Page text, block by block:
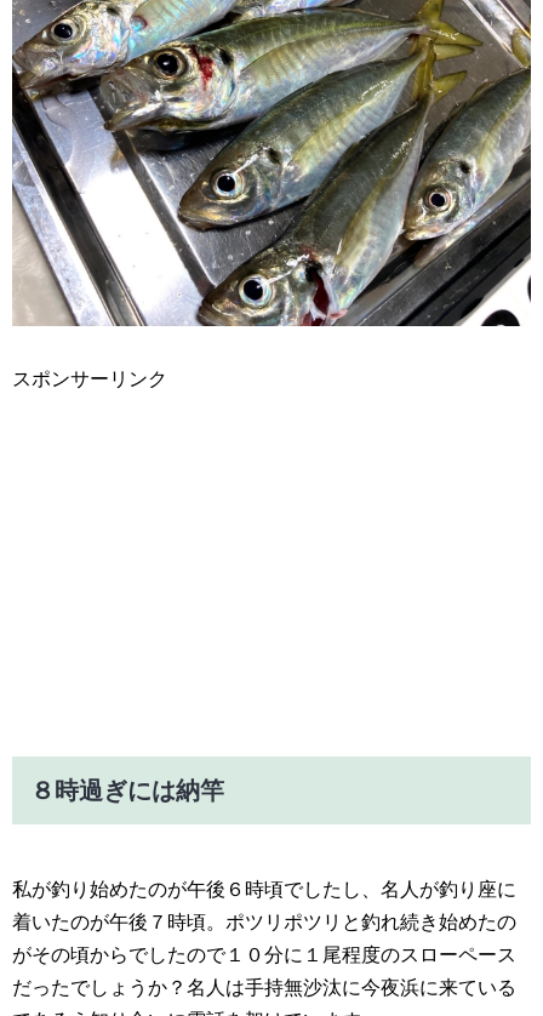
スポンサーリンク
８時過ぎには納竿
私が釣り始めたのが午後６時頃でしたし、名人が釣り座に
着いたのが午後７時頃。ポツリポツリと釣れ続き始めたの
がその頃からでしたので１０分に１尾程度のスローペース
だったでしょうか？名人は手持無沙汰に今夜浜に来ている